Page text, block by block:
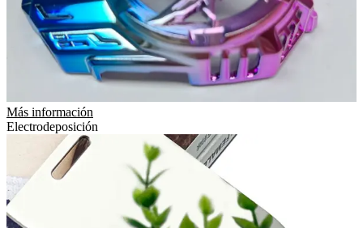
Más información
Electrodeposición